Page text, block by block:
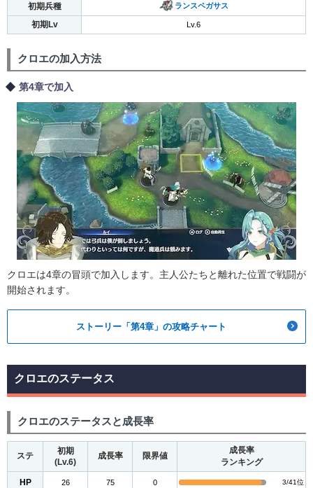
初期兵種 ランスペガサス
初期Lv Lv.6
クロエの加入方法
第4章で加入
クロエは4章の冒頭で加入します。主人公たちと離れた位置で戦闘が
開始されます。
ストーリー「第4章」の攻略チャート
クロエのステータス
クロエのステータスと成長率
ステ
初期
(Lv.6)
成長率 限界値
成長率
ランキング
HP 26 75 0 3/41位